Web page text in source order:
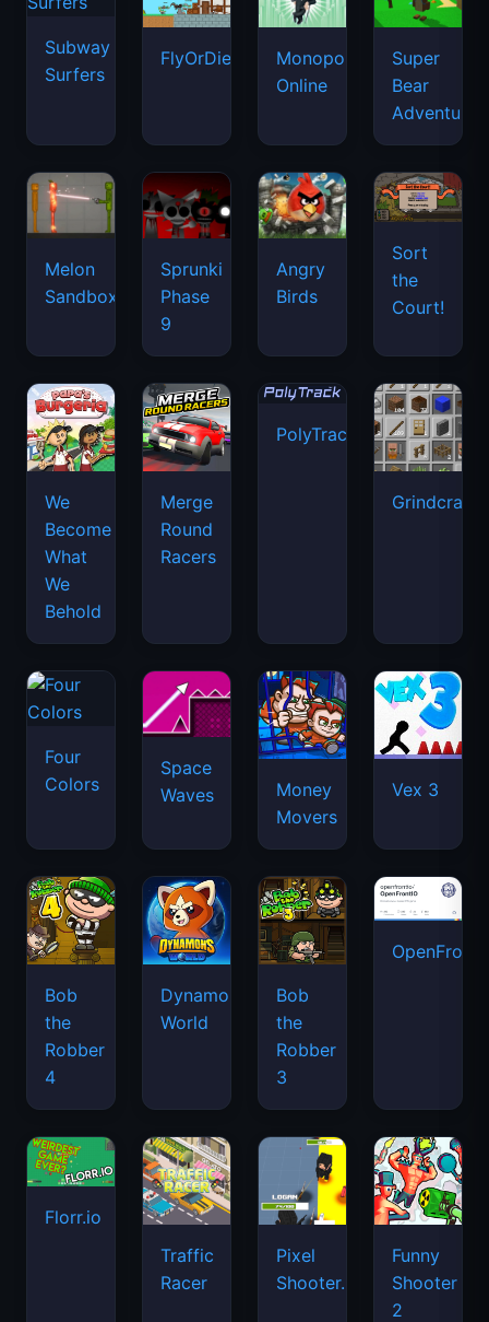
Subway
Surfers
FlyOrDie.io
Monopoly
Online
Super
Bear
Adventure
Melon
Sandbox
Sprunki
Phase
9
Angry
Birds
Sort
the
Court!
We
Become
What
We
Behold
Merge
Round
Racers
PolyTrack
Grindcraft
Four
Colors
Space
Waves
Money
Movers
Vex 3
Bob
the
Robber
4
Dynamons
World
Bob
the
Robber
3
Florr.io
Traffic
Racer
Pixel
Shooter.IO
Funny
Shooter
2